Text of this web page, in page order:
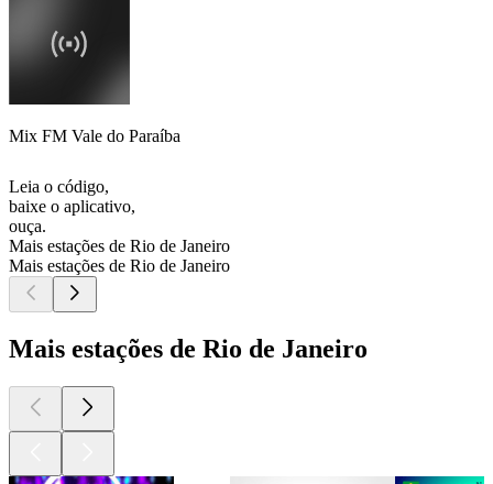
Mix FM Vale do Paraíba
Leia o código,
baixe o aplicativo,
ouça.
Mais estações de Rio de Janeiro
Mais estações de Rio de Janeiro
Mais estações de Rio de Janeiro